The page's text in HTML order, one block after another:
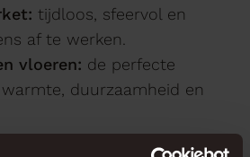
tijdloos, sfeervol en
af te werken.
vloeren: de perfecte
duurzaamheid en